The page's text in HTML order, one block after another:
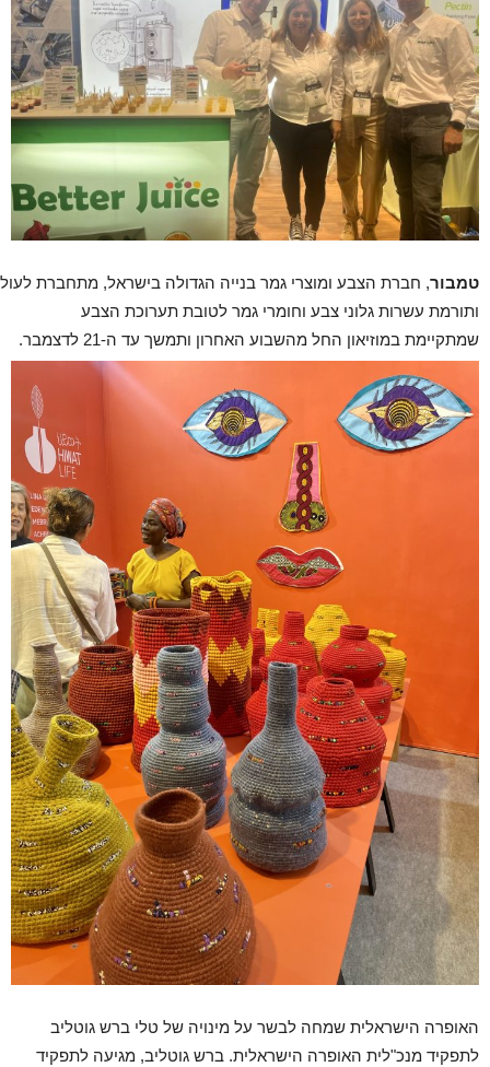
טמבור, חברת הצבע ומוצרי גמר בנייה הגדולה בישראל, מתחברת
ותורמת עשרות גלוני צבע וחומרי גמר לטובת תערוכת הצבע
שמתקיימת במוזיאון החל מהשבוע האחרון ותמשך עד ה-21 לדצמבר.
האופרה הישראלית שמחה לבשר על מינויה של טלי ברש גוטליב
לתפקיד מנכ"לית האופרה הישראלית. ברש גוטליב, מגיעה לתפקיד